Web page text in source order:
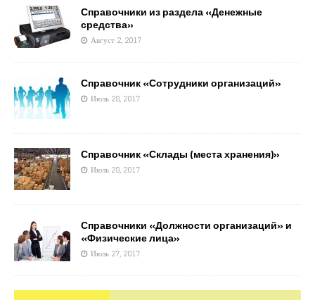
Справочники из раздела «Денежные
средства»
Август 2, 2017
Справочник «Сотрудники организаций»
Июль 28, 2017
Справочник «Склады (места хранения)»
Июль 28, 2017
Справочники «Должности организаций» и
«Физические лица»
Июль 27, 2017